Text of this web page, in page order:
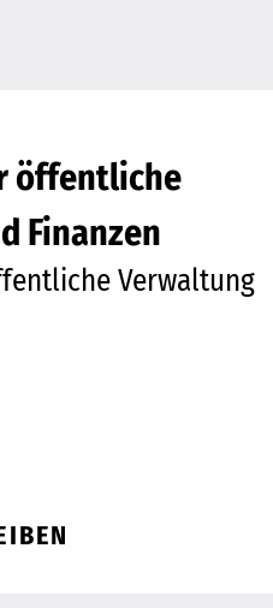
öffentliche
Finanzen
Verwaltung